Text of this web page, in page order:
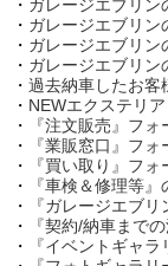
・ ガレージエブリン
・ ガレージエブリン
・ ガレージエブリン
・ ガレージエブリン
・ 過去納車したお客
・ NEWエクステリ
・
『注文販売』フ
・
『業販窓口』フ
・
『買い取り』フ
・
『車検＆修理等
・
『ガレージエブ
・
『契約/納車まで
・
『イベントギャ